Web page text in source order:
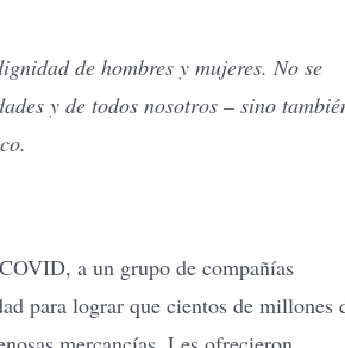
de hombres y mujeres. No se
y de todos nosotros – sino
a un grupo de compañías
para lograr que cientos de millones